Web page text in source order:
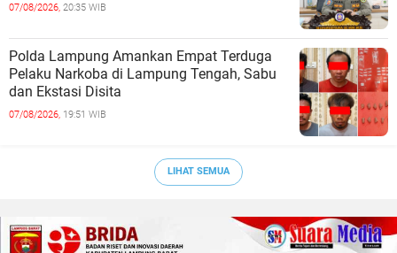
07/08/2026, 20:35 WIB
Polda Lampung Amankan Empat Terduga
Pelaku Narkoba di Lampung Tengah, Sabu
dan Ekstasi Disita
07/08/2026, 19:51 WIB
LIHAT SEMUA